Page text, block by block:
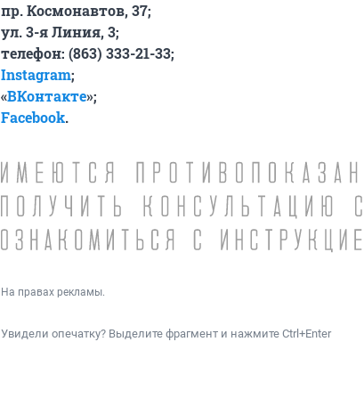
пр. Космонавтов, 37;
ул. 3-я Линия, 3;
телефон: (863) 333-21-33;
Instagram;
«ВКонтакте»;
Facebook.
На правах рекламы.
Увидели опечатку? Выделите фрагмент и нажмите Ctrl+Enter